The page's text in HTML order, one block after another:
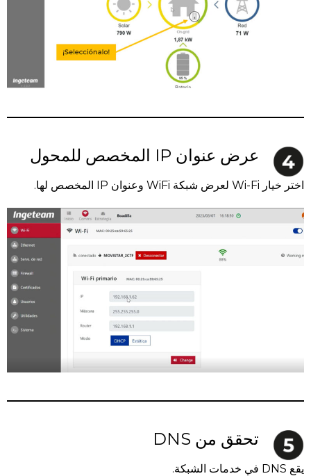
عرض عنوان IP المخصص للمحول
اختر خيار Wi-Fi لعرض شبكة WiFi وعنوان IP المخصص لها.
تحقق من DNS
يقع DNS في خدمات الشبكة.